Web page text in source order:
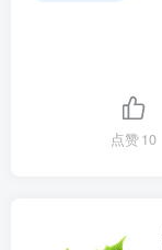
点赞10